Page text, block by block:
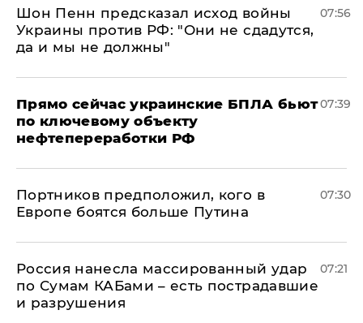
Шон Пенн предсказал исход войны
Украины против РФ: "Они не сдадутся,
да и мы не должны"
07:56
Прямо сейчас украинские БПЛА бьют
по ключевому объекту
нефтепереработки РФ
07:39
Портников предположил, кого в
Европе боятся больше Путина
07:30
Россия нанесла массированный удар
по Сумам КАБами – есть пострадавшие
и разрушения
07:21